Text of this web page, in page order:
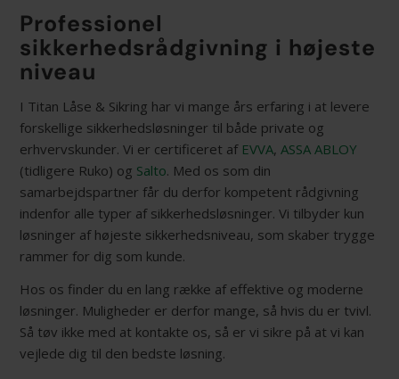
Professionel
sikkerhedsrådgivning i højeste
niveau
I Titan Låse & Sikring har vi mange års erfaring i at levere
forskellige sikkerhedsløsninger til både private og
erhvervskunder. Vi er certificeret af EVVA, ASSA ABLOY
(tidligere Ruko) og Salto. Med os som din
samarbejdspartner får du derfor kompetent rådgivning
indenfor alle typer af sikkerhedsløsninger. Vi tilbyder kun
løsninger af højeste sikkerhedsniveau, som skaber trygge
rammer for dig som kunde.
Hos os finder du en lang række af effektive og moderne
løsninger. Muligheder er derfor mange, så hvis du er tvivl.
Så tøv ikke med at kontakte os, så er vi sikre på at vi kan
vejlede dig til den bedste løsning.